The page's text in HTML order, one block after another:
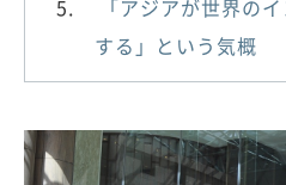
「アジアが世界の
する」という気概